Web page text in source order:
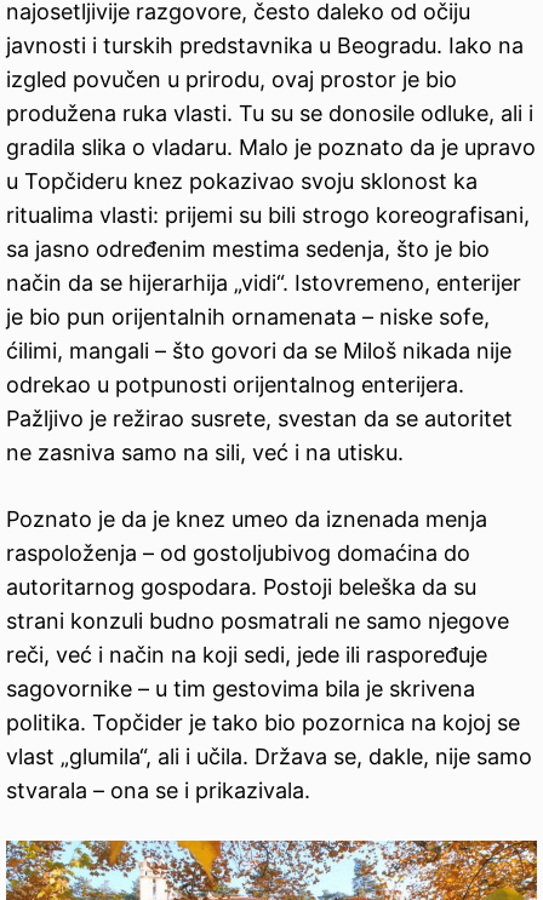
najosetljivije razgovore, često daleko od očiju
javnosti i turskih predstavnika u Beogradu. Iako na
izgled povučen u prirodu, ovaj prostor je bio
produžena ruka vlasti. Tu su se donosile odluke, ali i
gradila slika o vladaru. Malo je poznato da je upravo
u Topčideru knez pokazivao svoju sklonost ka
ritualima vlasti: prijemi su bili strogo koreografisani,
sa jasno određenim mestima sedenja, što je bio
način da se hijerarhija „vidi“. Istovremeno, enterijer
je bio pun orijentalnih ornamenata – niske sofe,
ćilimi, mangali – što govori da se Miloš nikada nije
odrekao u potpunosti orijentalnog enterijera.
Pažljivo je režirao susrete, svestan da se autoritet
ne zasniva samo na sili, već i na utisku.
Poznato je da je knez umeo da iznenada menja
raspoloženja – od gostoljubivog domaćina do
autoritarnog gospodara. Postoji beleška da su
strani konzuli budno posmatrali ne samo njegove
reči, već i način na koji sedi, jede ili raspoređuje
sagovornike – u tim gestovima bila je skrivena
politika. Topčider je tako bio pozornica na kojoj se
vlast „glumila“, ali i učila. Država se, dakle, nije samo
stvarala – ona se i prikazivala.